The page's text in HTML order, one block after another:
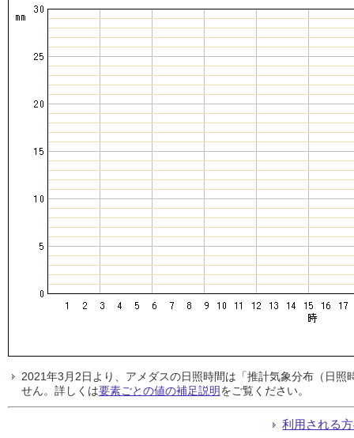
2021年3月2日より、アメダスの日照時間は「推計気象分布（日
せん。詳しくは要素ごとの値の補足説明をご覧ください。
利用される